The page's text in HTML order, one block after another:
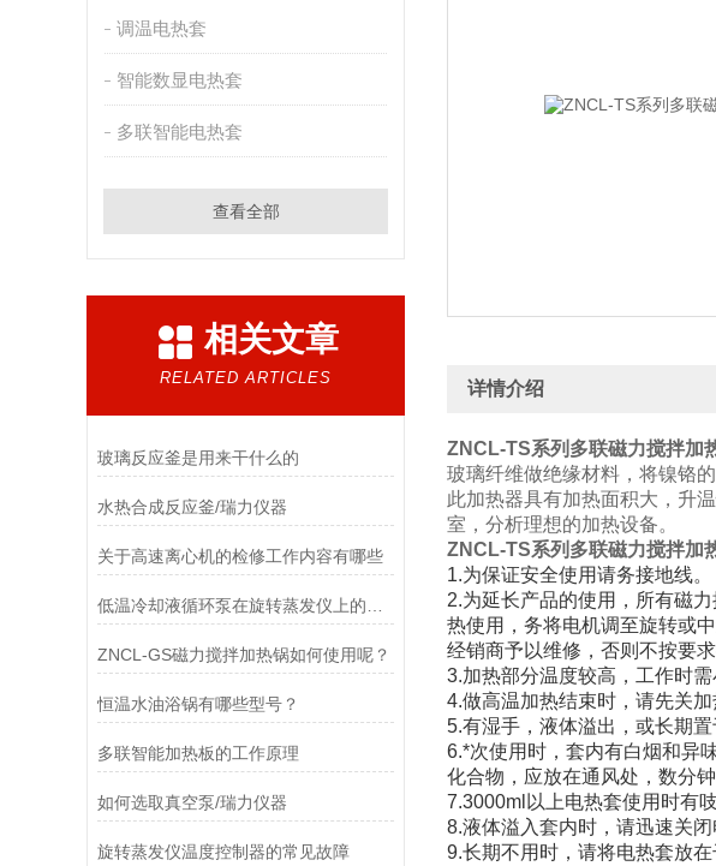
调温电热套
智能数显电热套
多联智能电热套
查看全部
相关文章
RELATED ARTICLES
玻璃反应釜是用来干什么的
水热合成反应釜/瑞力仪器
关于高速离心机的检修工作内容有哪些
ZNCL-GS磁力搅拌加热锅如何使用呢？
恒温水油浴锅有哪些型号？
多联智能加热板的工作原理
如何选取真空泵/瑞力仪器
旋转蒸发仪温度控制器的常见故障
详情介绍
ZNCL-TS系列多联磁力搅拌加
玻璃纤维做绝缘材料，将镍铬
此加热器具有加热面积大，升
室，分析理想的加热设备。
ZNCL-TS系列多联磁力搅拌加
1.为保证安全使用请务接地线。
2.为延长产品的使用，所有磁
热使用，务将电机调至旋转或
经销商予以维修，否则不按要
3.加热部分温度较高，工作时需
4.做高温加热结束时，请先关
5.有湿手，液体溢出，或长期
6.*次使用时，套内有白烟和异
化合物，应放在通风处，数分
7.3000ml以上电热套使用时有
8.液体溢入套内时，请迅速关
9.长期不用时，请将电热套放在